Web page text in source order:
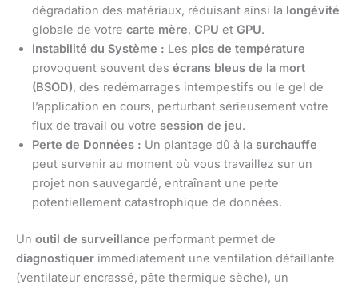
dégradation des matériaux, réduisant ainsi la longévité
globale de votre carte mère, CPU et GPU.
Instabilité du Système : Les pics de température
provoquent souvent des écrans bleus de la mort
(BSOD), des redémarrages intempestifs ou le gel de
l’application en cours, perturbant sérieusement votre
flux de travail ou votre session de jeu.
Perte de Données : Un plantage dû à la surchauffe
peut survenir au moment où vous travaillez sur un
projet non sauvegardé, entraînant une perte
potentiellement catastrophique de données.
Un outil de surveillance performant permet de
diagnostiquer immédiatement une ventilation défaillante
(ventilateur encrassé, pâte thermique sèche), un